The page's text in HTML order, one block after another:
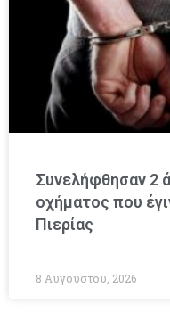
Συνελήφθησαν 2
οχήματος που
Πιερίας
8 Αυγούστου, 2026